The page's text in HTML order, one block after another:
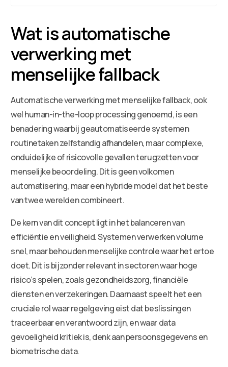
Wat is automatische
verwerking met
menselijke fallback
Automatische verwerking met menselijke fallback, ook
wel human-in-the-loop processing genoemd, is een
benadering waarbij geautomatiseerde systemen
routinetaken zelfstandig afhandelen, maar complexe,
onduidelijke of risicovolle gevallen terugzetten voor
menselijke beoordeling. Dit is geen volkomen
automatisering, maar een hybride model dat het beste
van twee werelden combineert.
De kern van dit concept ligt in het balanceren van
efficiëntie en veiligheid. Systemen verwerken volume
snel, maar behouden menselijke controle waar het ertoe
doet. Dit is bijzonder relevant in sectoren waar hoge
risico’s spelen, zoals gezondheidszorg, financiële
diensten en verzekeringen. Daarnaast speelt het een
cruciale rol waar regelgeving eist dat beslissingen
traceerbaar en verantwoord zijn, en waar data
gevoeligheid kritiek is, denk aan persoonsgegevens en
biometrische data.